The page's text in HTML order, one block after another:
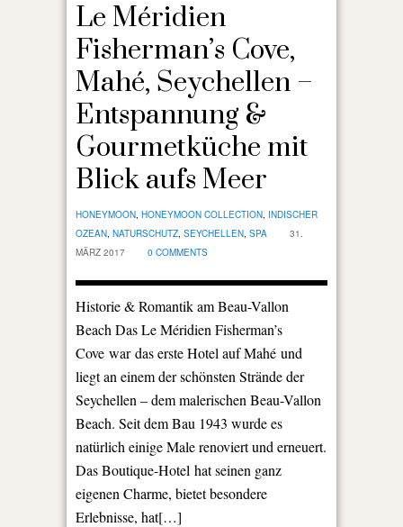
Le Méridien
Fisherman’s Cove,
Mahé, Seychellen –
Entspannung &
Gourmetküche mit
Blick aufs Meer
HONEYMOON, HONEYMOON COLLECTION, INDISCHER
OZEAN, NATURSCHUTZ, SEYCHELLEN, SPA
31.
MÄRZ 2017
0 COMMENTS
Historie & Romantik am Beau-Vallon
Beach Das Le Méridien Fisherman’s
Cove war das erste Hotel auf Mahé und
liegt an einem der schönsten Strände der
Seychellen – dem malerischen Beau-Vallon
Beach. Seit dem Bau 1943 wurde es
natürlich einige Male renoviert und erneuert.
Das Boutique-Hotel hat seinen ganz
eigenen Charme, bietet besondere
Erlebnisse, hat[…]